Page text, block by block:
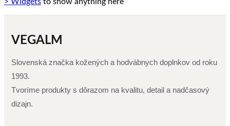
VEGALM
Slovenská značka kožených a hodvábnych doplnkov od roku
1993.
Tvoríme produkty s dôrazom na kvalitu, detail a nadčasový
dizajn.